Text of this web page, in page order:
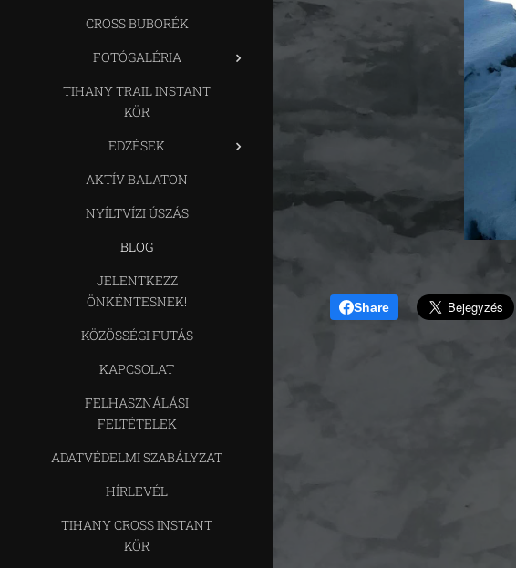
CROSS BUBORÉK
FOTÓGALÉRIA
TIHANY TRAIL INSTANT
KÖR
EDZÉSEK
AKTÍV BALATON
NYÍLTVÍZI ÚSZÁS
BLOG
JELENTKEZZ
ÖNKÉNTESNEK!
KÖZÖSSÉGI FUTÁS
KAPCSOLAT
FELHASZNÁLÁSI
FELTÉTELEK
ADATVÉDELMI SZABÁLYZAT
HÍRLEVÉL
TIHANY CROSS INSTANT
KÖR
Share